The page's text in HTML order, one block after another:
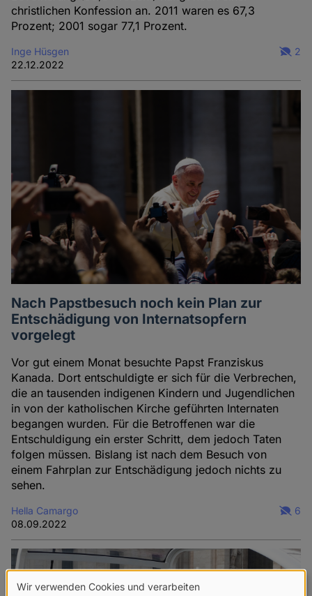
christlichen Konfession an. 2011 waren es 67,3
Prozent; 2001 sogar 77,1 Prozent.
Inge Hüsgen
22.12.2022
2
Nach Papstbesuch noch kein Plan zur
Entschädigung von Internatsopfern
vorgelegt
Vor gut einem Monat besuchte Papst Franziskus
Kanada. Dort entschuldigte er sich für die Verbrechen,
die an tausenden indigenen Kindern und Jugendlichen
in von der katholischen Kirche geführten Internaten
begangen wurden. Für die Betroffenen war die
Entschuldigung ein erster Schritt, dem jedoch Taten
folgen müssen. Bislang ist nach dem Besuch von
einem Fahrplan zur Entschädigung jedoch nichts zu
sehen.
Hella Camargo
08.09.2022
6
Wir verwenden Cookies und verarbeiten